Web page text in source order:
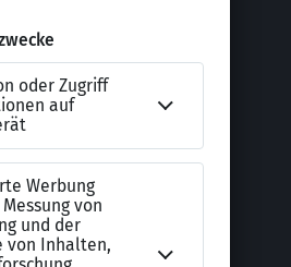
Vorlagen & Tests
Anschreiben-Vorlagen
Lebenslauf-Vorlagen
Checklisten
Testverfahren
Alle Word-Dateien
Alle Downloads